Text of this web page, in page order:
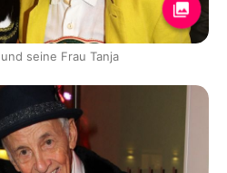
seine Frau Tanja